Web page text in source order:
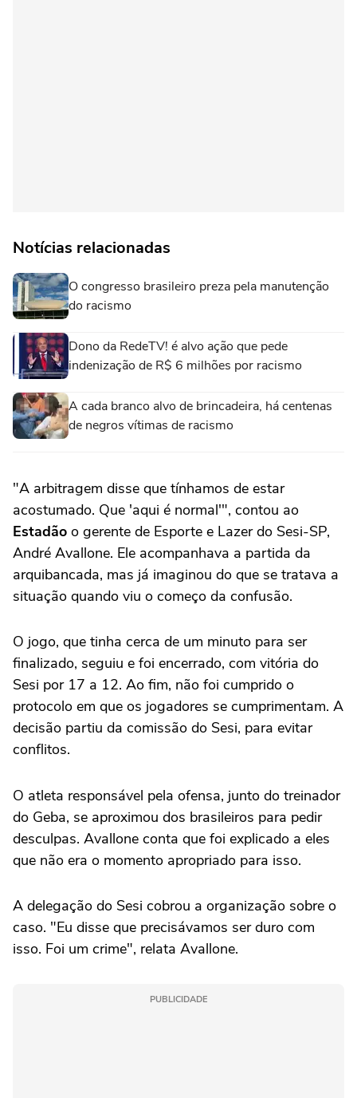
Notícias relacionadas
O congresso brasileiro preza pela manutenção
do racismo
Dono da RedeTV! é alvo ação que pede
indenização de R$ 6 milhões por racismo
A cada branco alvo de brincadeira, há centenas
de negros vítimas de racismo
"A arbitragem disse que tínhamos de estar
acostumado. Que 'aqui é normal'", contou ao
Estadão o gerente de Esporte e Lazer do Sesi-SP,
André Avallone. Ele acompanhava a partida da
arquibancada, mas já imaginou do que se tratava a
situação quando viu o começo da confusão.
O jogo, que tinha cerca de um minuto para ser
finalizado, seguiu e foi encerrado, com vitória do
Sesi por 17 a 12. Ao fim, não foi cumprido o
protocolo em que os jogadores se cumprimentam. A
decisão partiu da comissão do Sesi, para evitar
conflitos.
O atleta responsável pela ofensa, junto do treinador
do Geba, se aproximou dos brasileiros para pedir
desculpas. Avallone conta que foi explicado a eles
que não era o momento apropriado para isso.
A delegação do Sesi cobrou a organização sobre o
caso. "Eu disse que precisávamos ser duro com
isso. Foi um crime", relata Avallone.
PUBLICIDADE